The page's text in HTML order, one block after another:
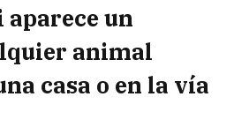
aparece un
animal
casa o en la vía